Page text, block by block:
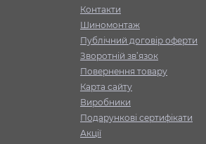
Контакти
Шиномонтаж
Публічний договір оферти
Зворотній зв’язок
Повернення товару
Карта сайту
Виробники
Подарункові сертифікати
Акції